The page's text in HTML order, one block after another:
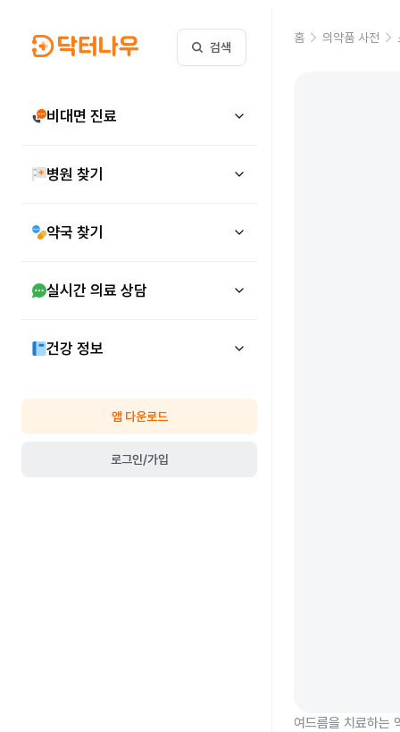
검색
비대면 진료
병원 찾기
약국 찾기
실시간 의료 상담
건강 정보
앱 다운로드
로그인/가입
홈 의약품 사전
여드름을 치료하는